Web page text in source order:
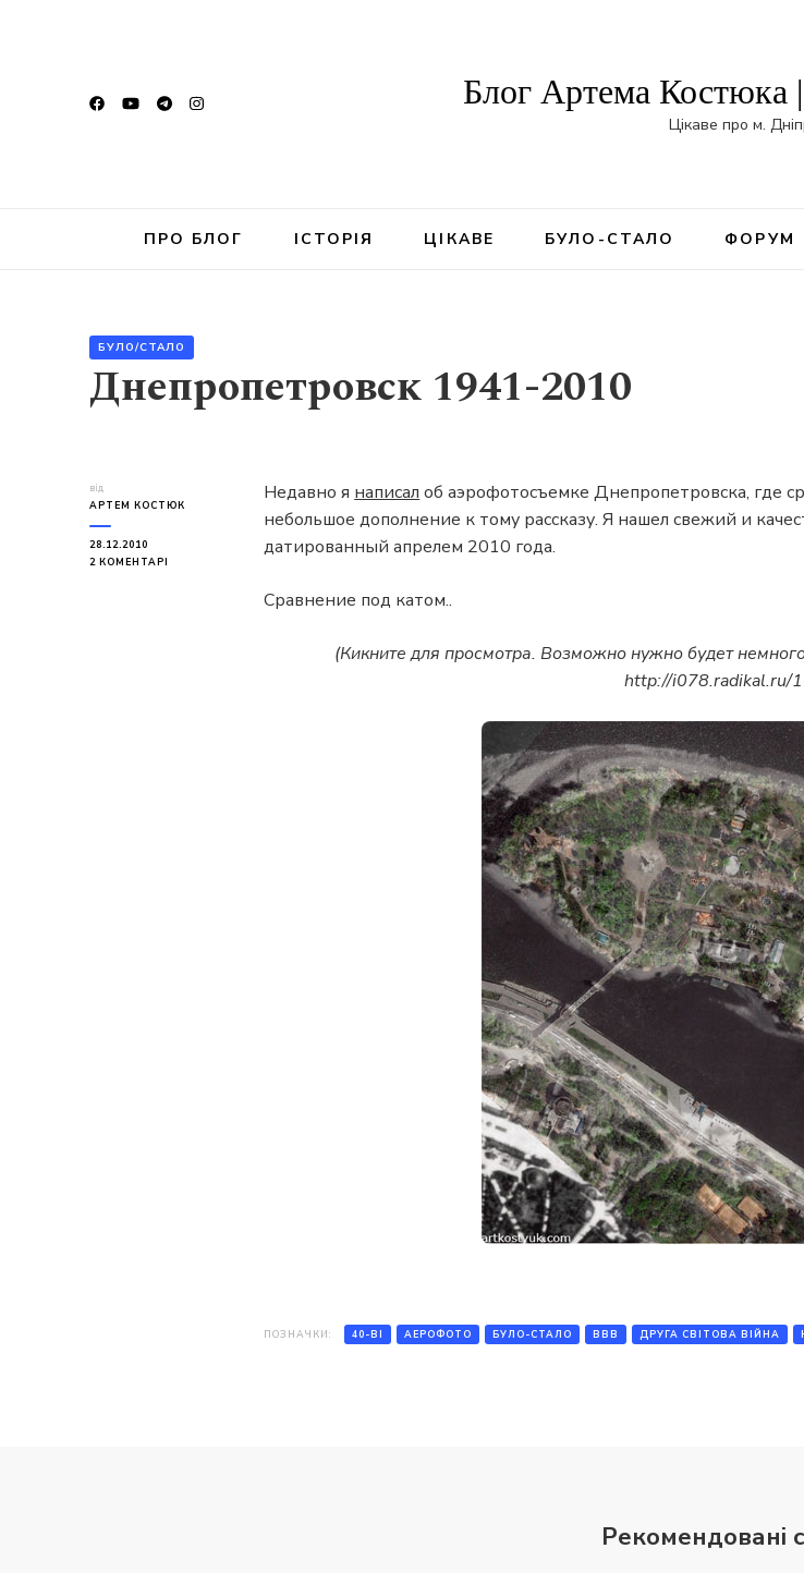
Блог Артема Костюка
Цікаве про м.
ПРО БЛОГ ІСТОРІЯ ЦІКАВЕ БУЛО-СТАЛО ФОРУМ
БУЛО/СТАЛО
Днепропетровск 1941-2010
від
АРТЕМ КОСТЮК
28.12.2010
2 КОМЕНТАРІ
Недавно я написал об аэрофотосъемке Днепропетровска, где
небольшое дополнение к тому рассказу. Я нашел свежий и
датированный апрелем 2010 года.
Сравнение под катом..
(Кикните для просмотра. Возможно нужно будет
http://i078.radikal.ru/
ПОЗНАЧКИ: 40-ВІ АЕРОФОТО БУЛО-СТАЛО ВВВ ДРУГА СВІТОВА ВІЙНА
Рекомендовані